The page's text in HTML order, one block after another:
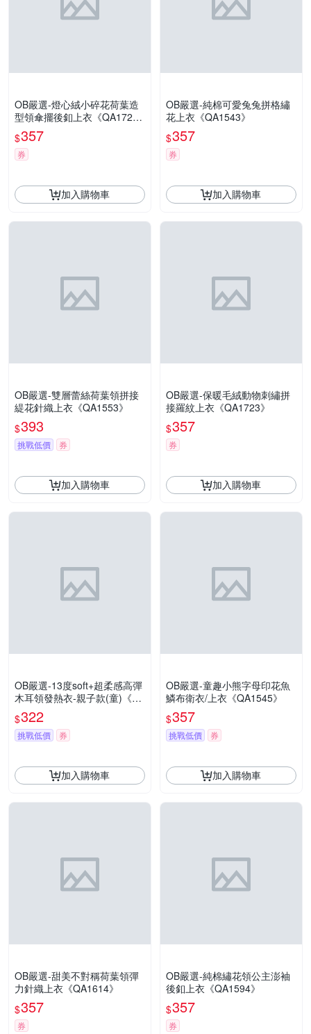
OB嚴選-燈心絨小碎花荷葉造
型領傘擺後釦上衣《QA172
2》
$357
券
加入購物車
OB嚴選-純棉可愛兔兔拼格繡
花上衣《QA1543》
$357
券
加入購物車
OB嚴選-雙層蕾絲荷葉領拼接
緹花針織上衣《QA1553》
$393
挑戰低價 券
加入購物車
OB嚴選-保暖毛絨動物刺繡拼
接羅紋上衣《QA1723》
$357
券
加入購物車
OB嚴選-13度soft+超柔感高彈
木耳領發熱衣-親子款(童)《Q
A1724》
$322
挑戰低價 券
加入購物車
OB嚴選-童趣小熊字母印花魚
鱗布衛衣/上衣《QA1545》
$357
挑戰低價 券
加入購物車
OB嚴選-甜美不對稱荷葉領彈
力針織上衣《QA1614》
$357
券
OB嚴選-純棉繡花領公主澎袖
後釦上衣《QA1594》
$357
券